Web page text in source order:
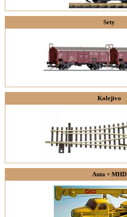
Sety
Kolejivo
Auta + MHD